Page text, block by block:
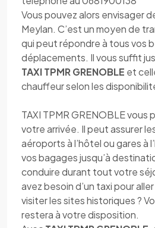
Vous pouvez alors envisager
Meylan. C’est un moyen de
qui peut répondre à tous vos
déplacements. Il vous suffit
TAXI TPMR GRENOBLE et
chauffeur selon les
TAXI TPMR GRENOBLE vous
votre arrivée. Il peut assurer
aéroports à l’hôtel ou gares à
vos bagages jusqu’à
conduire durant tout votre
avez besoin d’un taxi pour
visiter les sites historiques ?
restera à votre disposition.